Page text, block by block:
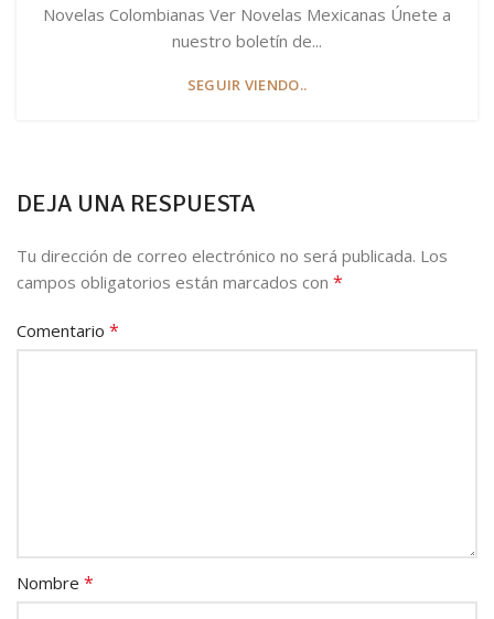
Novelas Colombianas Ver Novelas Mexicanas Únete a
nuestro boletín de...
SEGUIR VIENDO..
DEJA UNA RESPUESTA
Tu dirección de correo electrónico no será publicada. Los
campos obligatorios están marcados con *
Comentario *
Nombre *